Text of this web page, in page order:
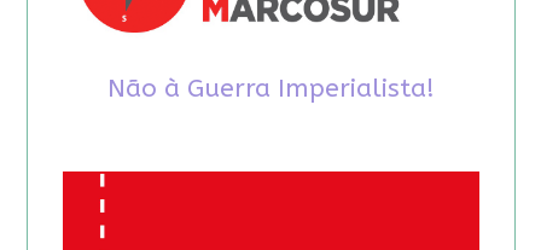
Não à Guerra Imperialista!